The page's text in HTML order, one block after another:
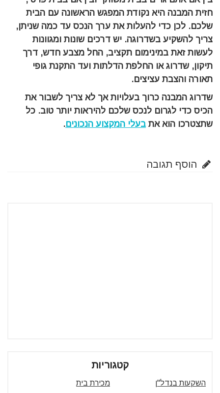
חזית המבנה היא נקודת המפגש הראשונה עם הבית
שלכם. לכן כדי להעלות את ערך הנכס עד כמה שניתן,
צריך להשקיע בשדרוגה. יש דרכים שונות ומגוונות
לעשות זאת במינימום תקציב, החל מצבע חדש, דרך
תיקון, שדרוג או החלפת הדלתות ועד התקנת גופי
תאורה והצבת עציצים.
שדרוג המבנה כרוך בעלויות אך לא צריך לשבור את
הכיס כדי לגרום לנכס שלכם להיראות יותר טוב. כל
שתצטרכו הוא את בעלי המקצוע הנכונים.
הוסף תגובה
קטגוריות
השקעות בנדל"ן
מכירת בית